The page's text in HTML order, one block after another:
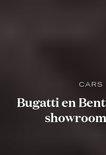
CARS
Bugatti en